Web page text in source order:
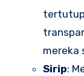
tertutup
mereka
Sirip: